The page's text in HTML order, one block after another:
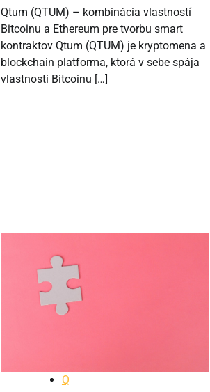
Qtum (QTUM) – kombinácia vlastností
Bitcoinu a Ethereum pre tvorbu smart
kontraktov Qtum (QTUM) je kryptomena a
blockchain platforma, ktorá v sebe spája
vlastnosti Bitcoinu […]
Q